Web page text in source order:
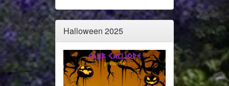
Halloween 2025